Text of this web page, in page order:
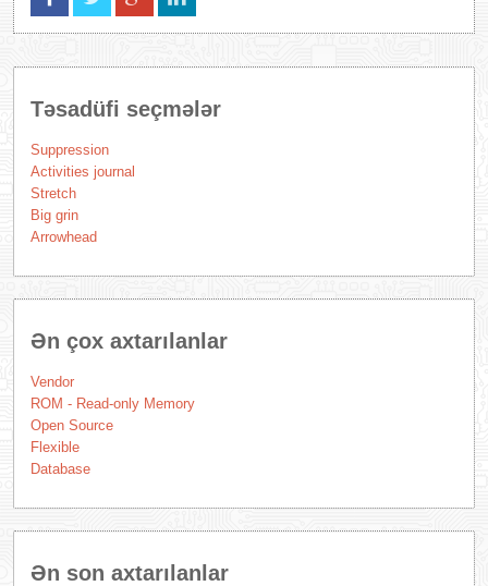
Təsadüfi seçmələr
Suppression
Activities journal
Stretch
Big grin
Arrowhead
Ən çox axtarılanlar
Vendor
ROM - Read-only Memory
Open Source
Flexible
Database
Ən son axtarılanlar